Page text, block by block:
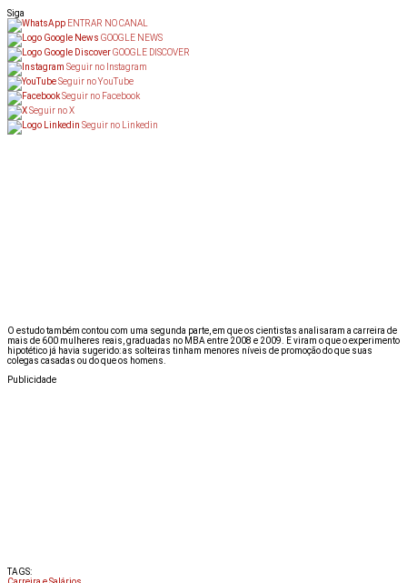
Siga
ENTRAR NO CANAL
GOOGLE NEWS
GOOGLE DISCOVER
Seguir no Instagram
Seguir no YouTube
Seguir no Facebook
Seguir no X
Seguir no Linkedin
O estudo também contou com uma segunda parte, em que os cientistas analisaram a carreira de
mais de 600 mulheres reais, graduadas no MBA entre 2008 e 2009. E viram o que o experimento
hipotético já havia sugerido: as solteiras tinham menores níveis de promoção do que suas
colegas casadas ou do que os homens.
Publicidade
TAGS: